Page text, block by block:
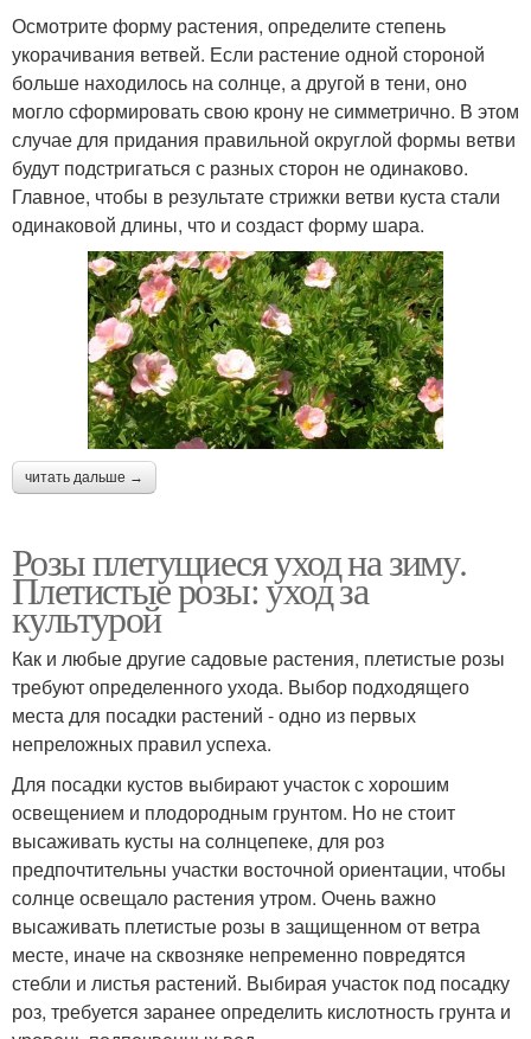
Осмотрите форму растения, определите степень
укорачивания ветвей. Если растение одной стороной
больше находилось на солнце, а другой в тени, оно
могло сформировать свою крону не симметрично. В этом
случае для придания правильной округлой формы ветви
будут подстригаться с разных сторон не одинаково.
Главное, чтобы в результате стрижки ветви куста стали
одинаковой длины, что и создаст форму шара.
читать дальше →
Розы плетущиеся уход на зиму.
Плетистые розы: уход за
культурой
Как и любые другие садовые растения, плетистые розы
требуют определенного ухода. Выбор подходящего
места для посадки растений - одно из первых
непреложных правил успеха.
Для посадки кустов выбирают участок с хорошим
освещением и плодородным грунтом. Но не стоит
высаживать кусты на солнцепеке, для роз
предпочтительны участки восточной ориентации, чтобы
солнце освещало растения утром. Очень важно
высаживать плетистые розы в защищенном от ветра
месте, иначе на сквозняке непременно повредятся
стебли и листья растений. Выбирая участок под посадку
роз, требуется заранее определить кислотность грунта и